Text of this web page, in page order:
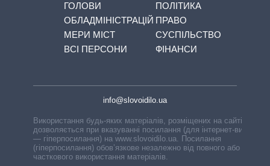
ГОЛОВИ
ОБЛАДМІНІСТРАЦІЙ
МЕРИ МІСТ
ВСІ ПЕРСОНИ
ПОЛІТИКА
ПРАВО
СУСПІЛЬСТВО
ФІНАНСИ
info@slovoidilo.ua
Використання будь-яких матеріалів, розміщених на сайті,
дозволяється при вказуванні посилання (для інтернет-видань
— гіперпосилання) на www.slovoidilo.ua. Посилання
(гіперпосилання) обов’язкове незалежно від повного або
часткового використання матеріалів.